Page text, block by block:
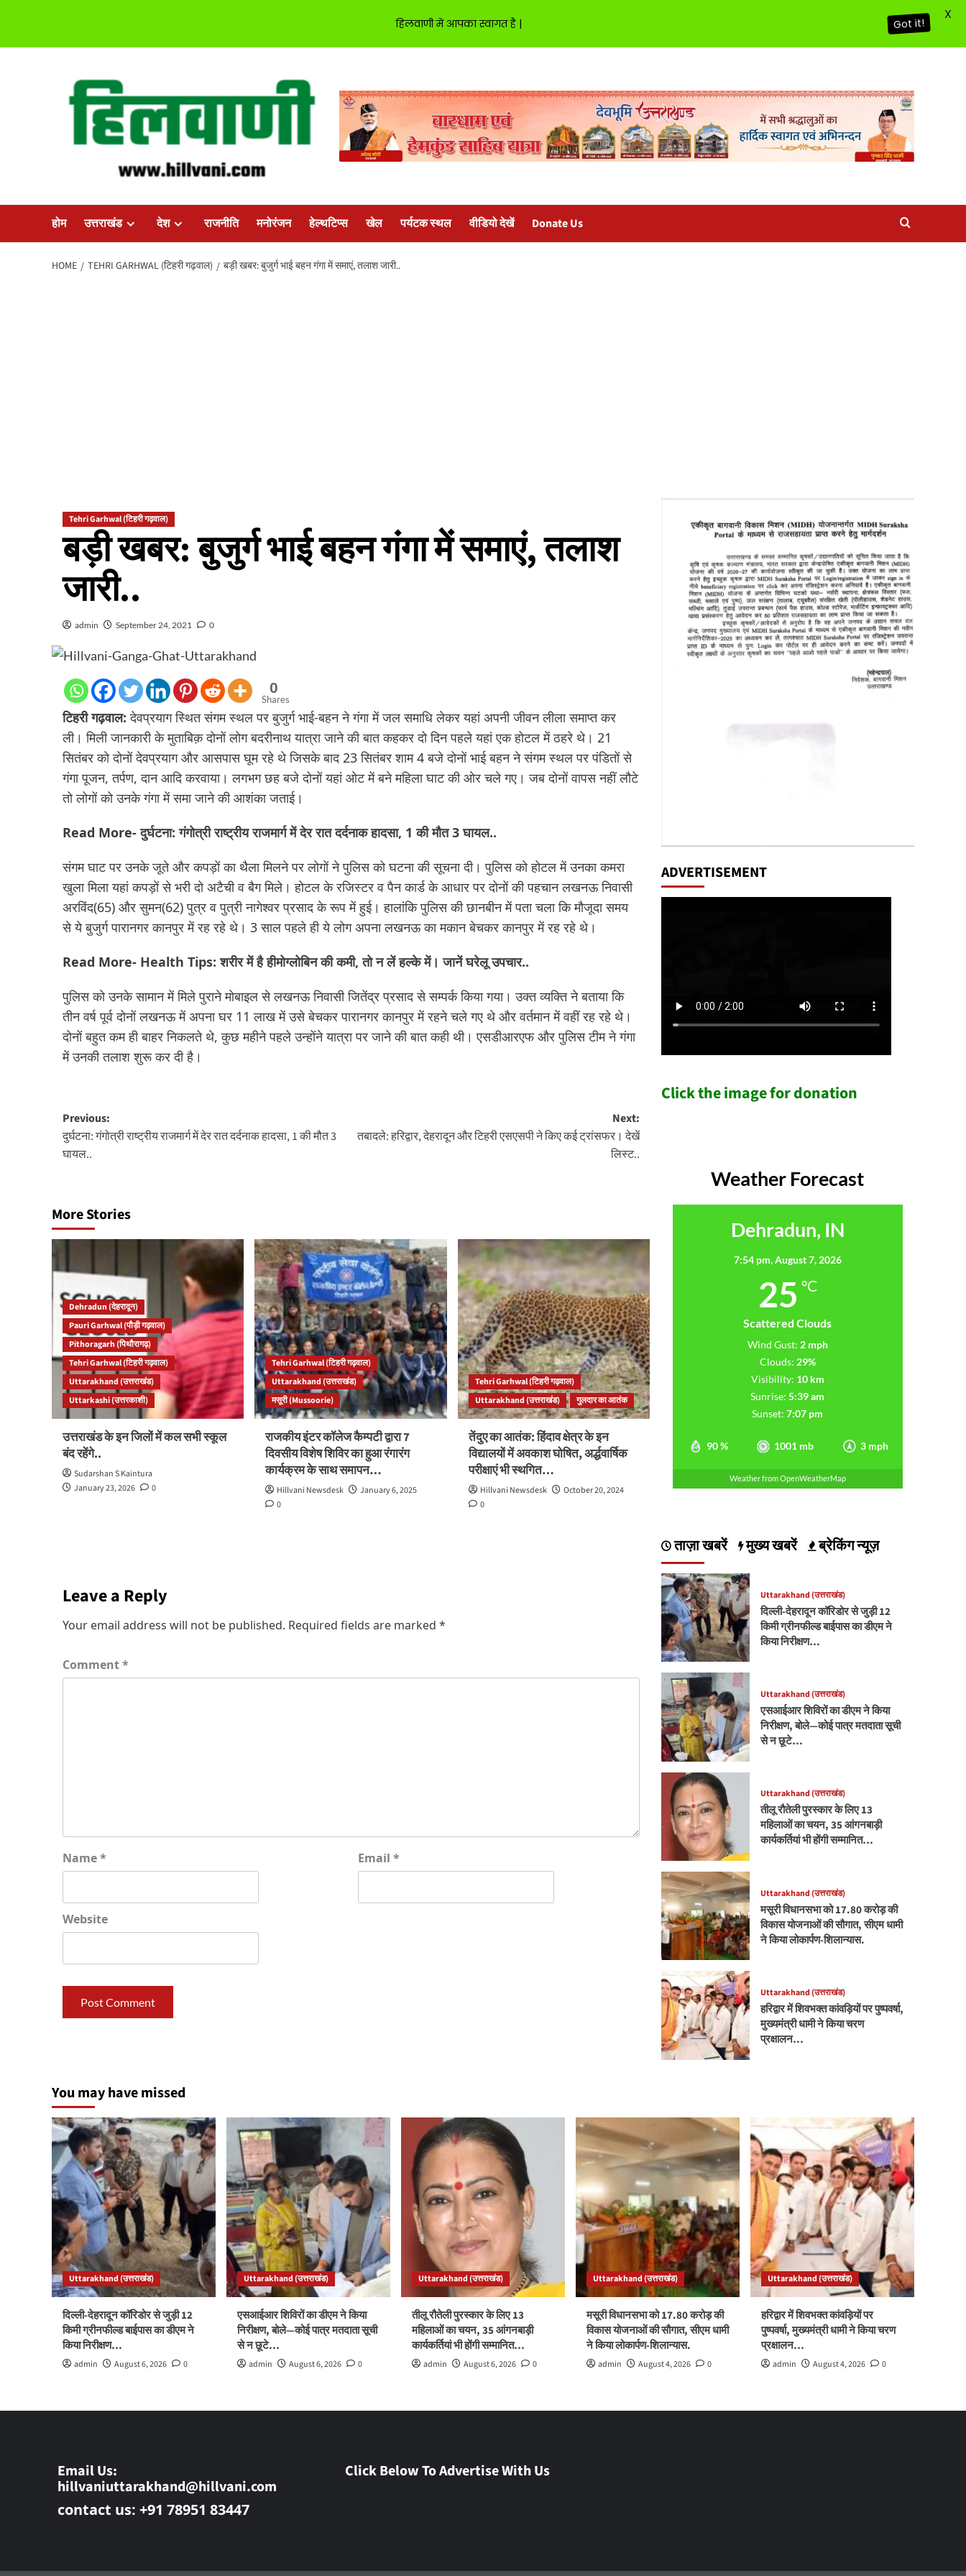
होम उत्तराखंड देश राजनीति मनोरंजन हेल्थटिप्स खेल पर्यटक स्थल वीडियो देखें Donate Us
HOME TEHRI GARHWAL (टिहरी गढ़वाल) बड़ी खबर: बुजुर्ग भाई बहन गंगा में समाएं, तलाश जारी..
Tehri Garhwal (टिहरी गढ़वाल)
बड़ी खबर: बुजुर्ग भाई बहन गंगा में समाएं, तलाश
जारी..
admin September 24, 2021 0
0
Shares
टिहरी गढ़वाल: देवप्रयाग स्थित संगम स्थल पर बुजुर्ग भाई-बहन ने गंगा में जल समाधि लेकर यहां अपनी जीवन लीला समाप्त कर
ली। मिली जानकारी के मुताबिक़ दोनों लोग बदरीनाथ यात्रा जाने की बात कहकर दो दिन पहले यहां एक होटल में ठहरे थे। 21
सितंबर को दोनों देवप्रयाग और आसपास घूम रहे थे जिसके बाद 23 सितंबर शाम 4 बजे दोनों भाई बहन ने संगम स्थल पर पंडितों से
गंगा पूजन, तर्पण, दान आदि करवाया। लगभग छह बजे दोनों यहां ओट में बने महिला घाट की ओर चले गए। जब दोनों वापस नहीं लौटे
तो लोगों को उनके गंगा में समा जाने की आशंका जताई।
Read More-दुर्घटना: गंगोत्री राष्ट्रीय राजमार्ग में देर रात दर्दनाक हादसा, 1 की मौत 3 घायल..
संगम घाट पर उनके जूते और कपड़ों का थैला मिलने पर लोगों ने पुलिस को घटना की सूचना दी। पुलिस को होटल में उनका कमरा
खुला मिला यहां कपड़ों से भरी दो अटैची व बैग मिले। होटल के रजिस्टर व पैन कार्ड के आधार पर दोनों की पहचान लखनऊ निवासी
अरविंद(65) और सुमन(62) पुत्र व पुत्री नागेश्वर प्रसाद के रूप में हुई। हालांकि पुलिस की छानबीन में पता चला कि मौजूदा समय
से ये बुजुर्ग पारानगर कानपुर में रह रहे थे। 3 साल पहले ही ये लोग अपना लखनऊ का मकान बेचकर कानपुर में रह रहे थे।
Read More- Health Tips: शरीर में है हीमोग्लोबिन की कमी, तो न लें हल्के में। जानें घरेलू उपचार..
पुलिस को उनके सामान में मिले पुराने मोबाइल से लखनऊ निवासी जितेंद्र प्रसाद से सम्पर्क किया गया। उक्त व्यक्ति ने बताया कि
तीन वर्ष पूर्व दोनों लखनऊ में अपना घर 11 लाख में उसे बेचकर पारानगर कानपुर में रहने चले गए थे और वर्तमान में वहीं रह रहे थे।
दोनों बहुत कम ही बाहर निकलते थे, कुछ महीने पहले उन्होंने यात्रा पर जाने की बात कही थी। एसडीआरएफ और पुलिस टीम ने गंगा
में उनकी तलाश शुरू कर दी है।
Post
navigation
Previous:
दुर्घटना: गंगोत्री राष्ट्रीय राजमार्ग में देर रात दर्दनाक हादसा, 1 की मौत 3
घायल..
Next:
तबादले: हरिद्वार, देहरादून और टिहरी एसएसपी ने किए कई ट्रांसफर। देखें
लिस्ट..
More Stories
Dehradun (देहरादून)
Pauri Garhwal (पौड़ी गढ़वाल)
Pithoragarh (पिथौरागढ़)
Tehri Garhwal (टिहरी गढ़वाल)
Uttarakhand (उत्तराखंड)
Uttarkashi (उत्तरकाशी)
उत्तराखंड के इन जिलों में कल सभी स्कूल
बंद रहेंगे..
Sudarshan S Kaintura
January 23, 2026
0
Tehri Garhwal (टिहरी गढ़वाल)
Uttarakhand (उत्तराखंड)
मसूरी (Mussoorie)
राजकीय इंटर कॉलेज कैम्पटी द्वारा 7
दिवसीय विशेष शिविर का हुआ रंगारंग
कार्यक्रम के साथ समापन…
Hillvani Newsdesk
January 6, 2025
0
Tehri Garhwal (टिहरी गढ़वाल)
Uttarakhand (उत्तराखंड)
गुलदार का आतंक
तेंदुए का आतंक: हिंदाव क्षेत्र के इन
विद्यालयों में अवकाश घोषित, अर्द्धवार्षिक
परीक्षाएं भी स्थगित…
Hillvani Newsdesk
October 20, 2024
0
Leave a Reply
Your email address will not be published. Required fields are marked *
Comment*
Name* Email*
Website
ADVERTISEMENT
Click the image for donation
Weather Forecast
Dehradun, IN
7:54 pm,August 7, 2026
25 °C
Scattered Clouds
90 % 1001 mb 3 mph
Wind Gust: 2 mph
Clouds: 29%
Visibility: 10 km
Sunrise: 5:39 am
Sunset: 7:07 pm
Weather from OpenWeatherMap
ताज़ा खबरें मुख्य खबरें ब्रेकिंग न्यूज़
Uttarakhand (उत्तराखंड)
दिल्ली-देहरादून कॉरिडोर से जुड़ी 12
किमी ग्रीनफील्ड बाईपास का डीएम ने
किया निरीक्षण…
Uttarakhand (उत्तराखंड)
एसआईआर शिविरों का डीएम ने किया
निरीक्षण, बोले—कोई पात्र मतदाता सूची
से न छूटे…
Uttarakhand (उत्तराखंड)
तीलू रौतेली पुरस्कार के लिए 13
महिलाओं का चयन, 35 आंगनबाड़ी
कार्यकर्तियां भी होंगी सम्मानित…
Uttarakhand (उत्तराखंड)
मसूरी विधानसभा को 17.80 करोड़ की
विकास योजनाओं की सौगात, सीएम धामी
ने किया लोकार्पण-शिलान्यास.
Uttarakhand (उत्तराखंड)
हरिद्वार में शिवभक्त कांवड़ियों पर पुष्पवर्षा,
मुख्यमंत्री धामी ने किया चरण
प्रक्षालन…
You may have missed
Uttarakhand (उत्तराखंड)
दिल्ली-देहरादून कॉरिडोर से जुड़ी 12
किमी ग्रीनफील्ड बाईपास का डीएम ने
किया निरीक्षण…
admin August 6, 2026 0
Uttarakhand (उत्तराखंड)
एसआईआर शिविरों का डीएम ने किया
निरीक्षण, बोले—कोई पात्र मतदाता सूची
से न छूटे…
admin August 6, 2026 0
Uttarakhand (उत्तराखंड)
तीलू रौतेली पुरस्कार के लिए 13
महिलाओं का चयन, 35 आंगनबाड़ी
कार्यकर्तियां भी होंगी सम्मानित…
admin August 6, 2026 0
Uttarakhand (उत्तराखंड)
मसूरी विधानसभा को 17.80 करोड़ की
विकास योजनाओं की सौगात, सीएम धामी
ने किया लोकार्पण-शिलान्यास.
admin August 4, 2026 0
Uttarakhand (उत्तराखंड)
हरिद्वार में शिवभक्त कांवड़ियों पर
पुष्पवर्षा, मुख्यमंत्री धामी ने किया चरण
प्रक्षालन…
admin August 4, 2026 0
Email Us:
hillvaniuttarakhand@hillvani.com
contact us: +91 78951 83447
Click Below To Advertise With Us
हिलवाणी में आपका स्वागत है | Got it!
X